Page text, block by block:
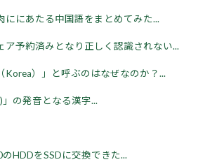
ににあたる中国語をまとめてみた...
ア予約済みとなり正しく認識されない...
Korea）」と呼ぶのはなぜなのか？...
の発音となる漢字...
のHDDをSSDに交換できた...